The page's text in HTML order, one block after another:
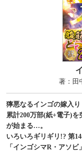
著：田
獰悪なるインゴの嫁入り
累計200万部(紙+電子)
が始まる…。
いろいろギリギリ!? 第
「インゴシマR・アソビ